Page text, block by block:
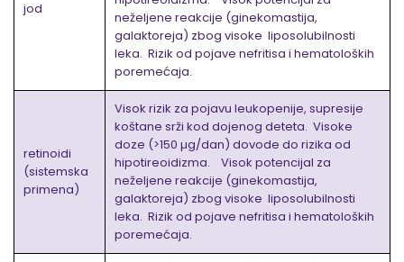
jod
neželjene reakcije (ginekomastija,
galaktoreja) zbog visoke liposolubilnosti
leka. Rizik od pojave nefritisa i hematoloških
poremećaja.
retinoidi
(sistemska
primena)
Visok rizik za pojavu leukopenije, supresije
koštane srži kod dojenog deteta. Visoke
doze (>150 µg/dan) dovode do rizika od
hipotireoidizma. Visok potencijal za
neželjene reakcije (ginekomastija,
galaktoreja) zbog visoke liposolubilnosti
leka. Rizik od pojave nefritisa i hematoloških
poremećaja.